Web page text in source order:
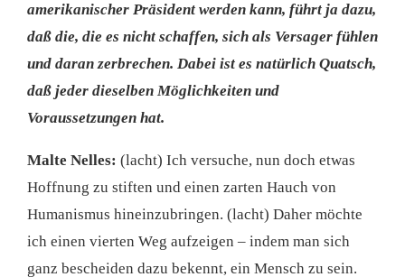
amerikanischer Präsident werden kann, führt ja dazu,
daß die, die es nicht schaffen, sich als Versager fühlen
und daran zerbrechen. Dabei ist es natürlich Quatsch,
daß jeder dieselben Möglichkeiten und
Voraussetzungen hat.
Malte Nelles: (lacht) Ich versuche, nun doch etwas
Hoffnung zu stiften und einen zarten Hauch von
Humanismus hineinzubringen. (lacht) Daher möchte
ich einen vierten Weg aufzeigen – indem man sich
ganz bescheiden dazu bekennt, ein Mensch zu sein.